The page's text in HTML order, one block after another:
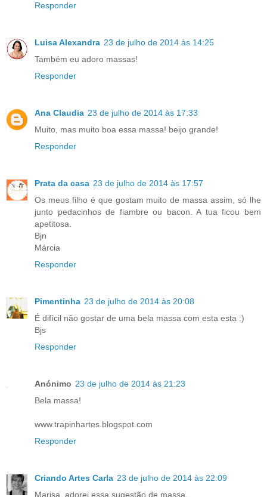
Responder
Luisa Alexandra 23 de julho de 2014 às 14:25
Também eu adoro massas!
Responder
Ana Claudia 23 de julho de 2014 às 17:33
Muito, mas muito boa essa massa! beijo grande!
Responder
Prata da casa 23 de julho de 2014 às 17:57
Os meus filho é que gostam muito de massa assim, só lhe
junto pedacinhos de fiambre ou bacon. A tua ficou bem
apetitosa.
Bjn
Márcia
Responder
Pimentinha 23 de julho de 2014 às 20:08
É difícil não gostar de uma bela massa com esta esta :)
Bjs
Responder
Anónimo 23 de julho de 2014 às 21:23
Bela massa!
www.trapinhartes.blogspot.com
Responder
Criando Artes Carla 23 de julho de 2014 às 22:09
Marisa, adorei essa sugestão de massa.